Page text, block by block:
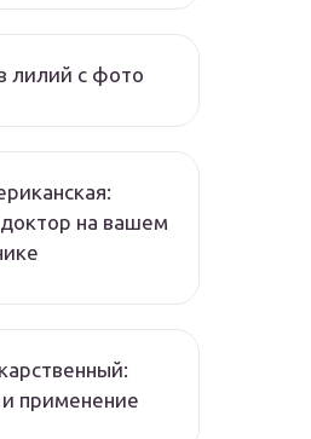
лилий с фото
на вашем
и применение